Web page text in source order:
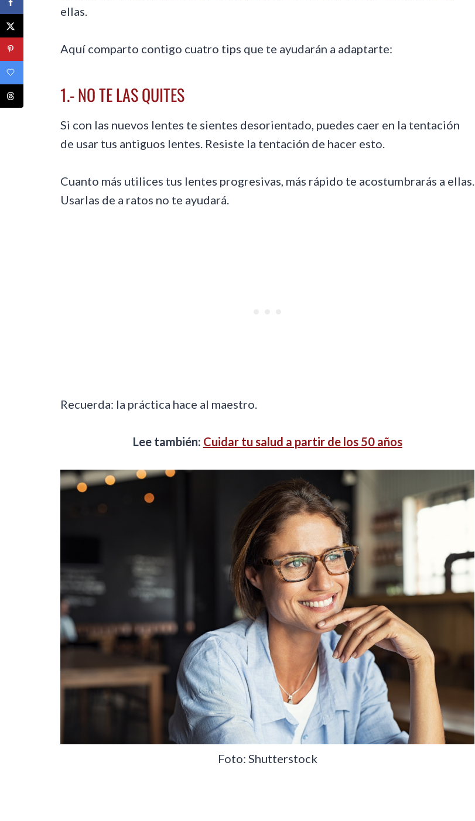
ellas.
Aquí comparto contigo cuatro tips que te ayudarán a adaptarte:
1.- NO TE LAS QUITES
Si con las nuevos lentes te sientes desorientado, puedes caer en la tentación
de usar tus antiguos lentes. Resiste la tentación de hacer esto.
Cuanto más utilices tus lentes progresivas, más rápido te acostumbrarás a ellas.
Usarlas de a ratos no te ayudará.
Recuerda: la práctica hace al maestro.
Lee también: Cuidar tu salud a partir de los 50 años
Foto: Shutterstock